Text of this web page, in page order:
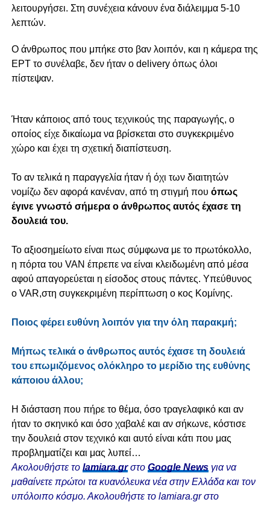
λειτουργήσει. Στη συνέχεια κάνουν ένα διάλειμμα 5-10
λεπτών.
Ο άνθρωπος που μπήκε στο βαν λοιπόν, και η κάμερα της
ΕΡΤ το συνέλαβε, δεν ήταν ο delivery όπως όλοι
πίστεψαν.
Ήταν κάποιος από τους τεχνικούς της παραγωγής, ο
οποίος είχε δικαίωμα να βρίσκεται στο συγκεκριμένο
χώρο και έχει τη σχετική διαπίστευση.
Το αν τελικά η παραγγελία ήταν ή όχι των διαιτητών
νομίζω δεν αφορά κανέναν, από τη στιγμή που όπως
έγινε γνωστό σήμερα ο άνθρωπος αυτός έχασε τη
δουλειά του.
Το αξιοσημείωτο είναι πως σύμφωνα με το πρωτόκολλο,
η πόρτα του VAN έπρεπε να είναι κλειδωμένη από μέσα
αφού απαγορεύεται η είσοδος στους πάντες. Yπεύθυνος
ο VAR,στη συγκεκριμένη περίπτωση ο κος Κομίνης.
Ποιος φέρει ευθύνη λοιπόν για την όλη παρακμή;
Μήπως τελικά ο άνθρωπος αυτός έχασε τη δουλειά
του επωμιζόμενος ολόκληρο το μερίδιο της ευθύνης
κάποιου άλλου;
Η διάσταση που πήρε το θέμα, όσο τραγελαφικό και αν
ήταν το σκηνικό και όσο χαβαλέ και αν σήκωνε, κόστισε
την δουλειά στον τεχνικό και αυτό είναι κάτι που μας
προβληματίζει και μας λυπεί…
Ακολουθήστε το lamiara.grστο Google Newsγια να
μαθαίνετε πρώτοι τα κυανόλευκα νέα στην Ελλάδα και τον
υπόλοιπο κόσμο. Ακολουθήστε το lamiara.gr στο